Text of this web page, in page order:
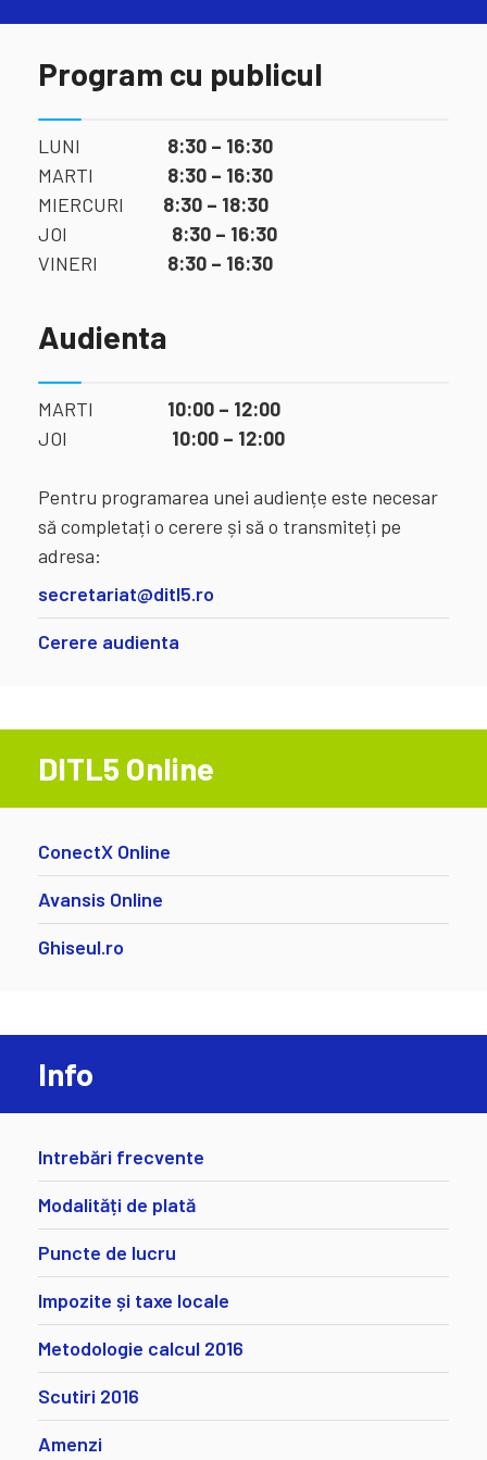
Program cu publicul
LUNI 8:30 – 16:30
MARTI 8:30 – 16:30
MIERCURI 8:30 – 18:30
JOI 8:30 – 16:30
VINERI 8:30 – 16:30
Audienta
MARTI 10:00 – 12:00
JOI 10:00 – 12:00
Pentru programarea unei audiențe este necesar
să completați o cerere și să o transmiteți pe
adresa:
secretariat@ditl5.ro
Cerere audienta
DITL5 Online
ConectX Online
Avansis Online
Ghiseul.ro
Info
Intrebări frecvente
Modalități de plată
Puncte de lucru
Impozite și taxe locale
Metodologie calcul 2016
Scutiri 2016
Amenzi